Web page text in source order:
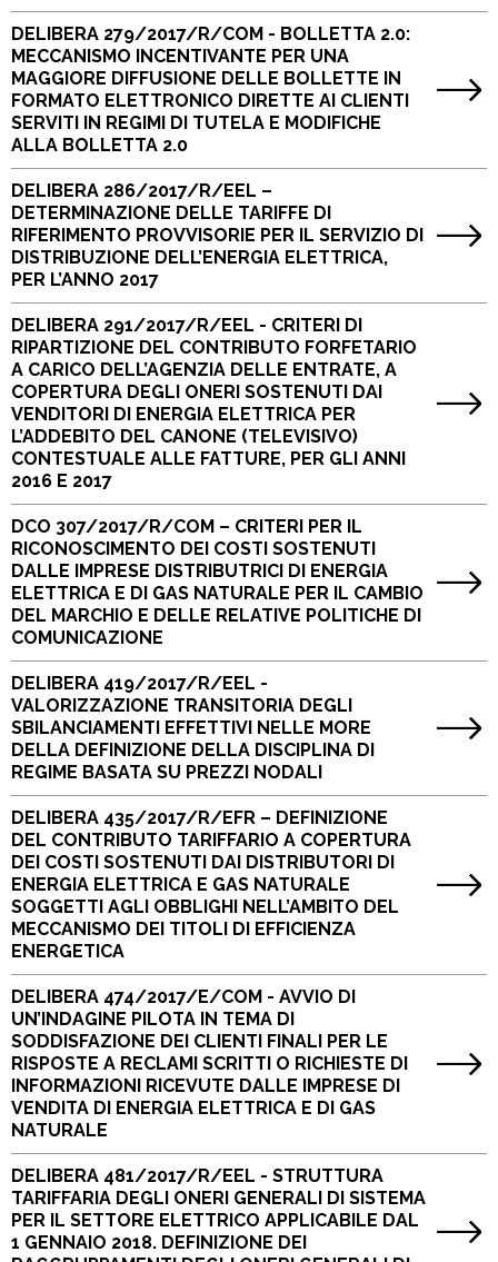
DELIBERA 279/2017/R/COM - BOLLETTA 2.0:
MECCANISMO INCENTIVANTE PER UNA
MAGGIORE DIFFUSIONE DELLE BOLLETTE IN
FORMATO ELETTRONICO DIRETTE AI CLIENTI
SERVITI IN REGIMI DI TUTELA E MODIFICHE
ALLA BOLLETTA 2.0
DELIBERA 286/2017/R/EEL –
DETERMINAZIONE DELLE TARIFFE DI
RIFERIMENTO PROVVISORIE PER IL SERVIZIO DI
DISTRIBUZIONE DELL’ENERGIA ELETTRICA,
PER L’ANNO 2017
DELIBERA 291/2017/R/EEL - CRITERI DI
RIPARTIZIONE DEL CONTRIBUTO FORFETARIO
A CARICO DELL’AGENZIA DELLE ENTRATE, A
COPERTURA DEGLI ONERI SOSTENUTI DAI
VENDITORI DI ENERGIA ELETTRICA PER
L’ADDEBITO DEL CANONE (TELEVISIVO)
CONTESTUALE ALLE FATTURE, PER GLI ANNI
2016 E 2017
DCO 307/2017/R/COM – CRITERI PER IL
RICONOSCIMENTO DEI COSTI SOSTENUTI
DALLE IMPRESE DISTRIBUTRICI DI ENERGIA
ELETTRICA E DI GAS NATURALE PER IL CAMBIO
DEL MARCHIO E DELLE RELATIVE POLITICHE DI
COMUNICAZIONE
DELIBERA 419/2017/R/EEL -
VALORIZZAZIONE TRANSITORIA DEGLI
SBILANCIAMENTI EFFETTIVI NELLE MORE
DELLA DEFINIZIONE DELLA DISCIPLINA DI
REGIME BASATA SU PREZZI NODALI
DELIBERA 435/2017/R/EFR – DEFINIZIONE
DEL CONTRIBUTO TARIFFARIO A COPERTURA
DEI COSTI SOSTENUTI DAI DISTRIBUTORI DI
ENERGIA ELETTRICA E GAS NATURALE
SOGGETTI AGLI OBBLIGHI NELL’AMBITO DEL
MECCANISMO DEI TITOLI DI EFFICIENZA
ENERGETICA
DELIBERA 474/2017/E/COM - AVVIO DI
UN’INDAGINE PILOTA IN TEMA DI
SODDISFAZIONE DEI CLIENTI FINALI PER LE
RISPOSTE A RECLAMI SCRITTI O RICHIESTE DI
INFORMAZIONI RICEVUTE DALLE IMPRESE DI
VENDITA DI ENERGIA ELETTRICA E DI GAS
NATURALE
DELIBERA 481/2017/R/EEL - STRUTTURA
TARIFFARIA DEGLI ONERI GENERALI DI SISTEMA
PER IL SETTORE ELETTRICO APPLICABILE DAL
1 GENNAIO 2018. DEFINIZIONE DEI